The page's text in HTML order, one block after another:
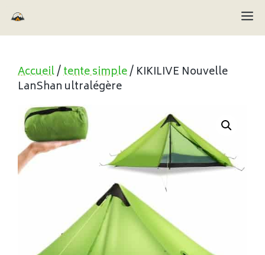
au
contenu
Accueil/tente simple/ KIKILIVE Nouvelle
LanShan ultralégère